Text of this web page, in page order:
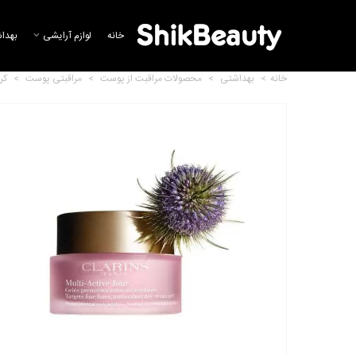
خانه لوازم آرایشی
خانه > بهداشتی > محصولات مراقبت از پوست > مراقبتی پوست >
16,465,236 تومان
کرم روز لومیر کلارنس
52,456,489 تومان